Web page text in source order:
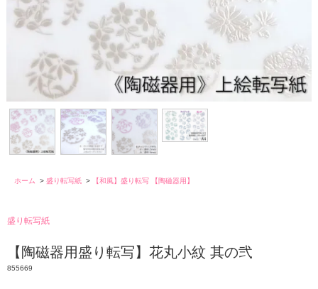
ホーム > 盛り転写紙 > 【和風】盛り転写 【陶磁器用】
盛り転写紙
【陶磁器用盛り転写】花丸小紋 其の弐
855669